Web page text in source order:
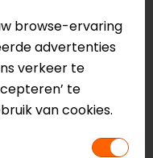
browse-ervaring
advertenties
verkeer te
te
van cookies.